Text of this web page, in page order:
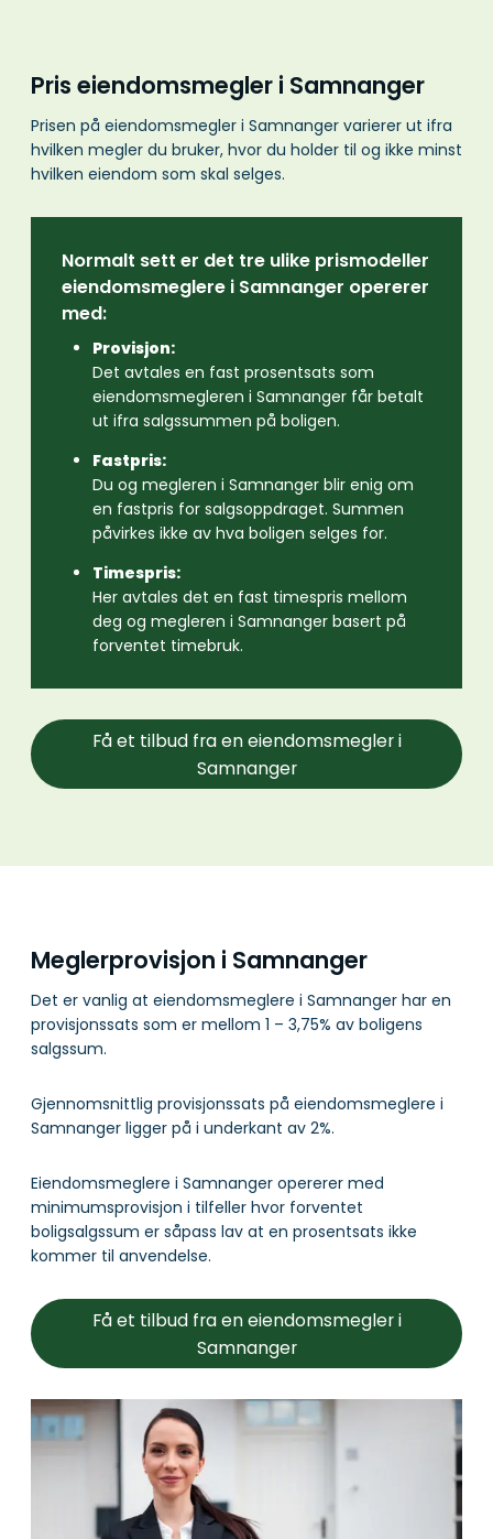
Pris eiendomsmegler i Samnanger
Prisen på eiendomsmegler i Samnanger varierer ut ifra
hvilken megler du bruker, hvor du holder til og ikke minst
hvilken eiendom som skal selges.
Normalt sett er det tre ulike prismodeller
eiendomsmeglere i Samnanger opererer
med:
Provisjon:
Det avtales en fast prosentsats som
eiendomsmegleren i Samnanger får betalt
ut ifra salgssummen på boligen.
Fastpris:
Du og megleren i Samnanger blir enig om
en fastpris for salgsoppdraget. Summen
påvirkes ikke av hva boligen selges for.
Timespris:
Her avtales det en fast timespris mellom
deg og megleren i Samnanger basert på
forventet timebruk.
Få et tilbud fra en eiendomsmegler i
Samnanger
Meglerprovisjon i Samnanger
Det er vanlig at eiendomsmeglere i Samnanger har en
provisjonssats som er mellom 1 – 3,75% av boligens
salgssum.
Gjennomsnittlig provisjonssats på eiendomsmeglere i
Samnanger ligger på i underkant av 2%.
Eiendomsmeglere i Samnanger opererer med
minimumsprovisjon i tilfeller hvor forventet
boligsalgssum er såpass lav at en prosentsats ikke
kommer til anvendelse.
Få et tilbud fra en eiendomsmegler i
Samnanger